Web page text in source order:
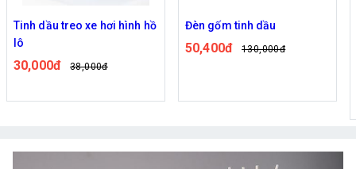
Tinh dầu treo xe hơi hình hồ
lô
30,000đ 38,000đ
Đèn gốm tinh dầu
50,400đ 130,000đ